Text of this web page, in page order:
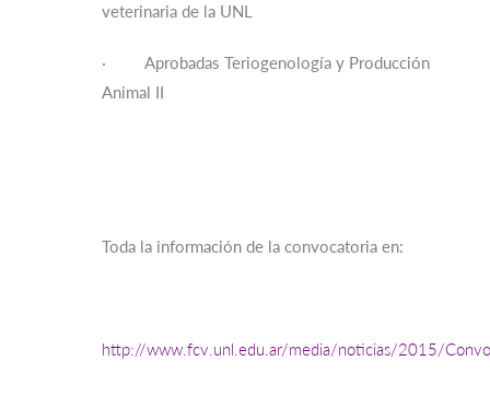
veterinaria de la UNL
· Aprobadas Teriogenología y Producción
Animal II
Toda la información de la convocatoria en:
http://www.fcv.unl.edu.ar/media/noticias/2015/